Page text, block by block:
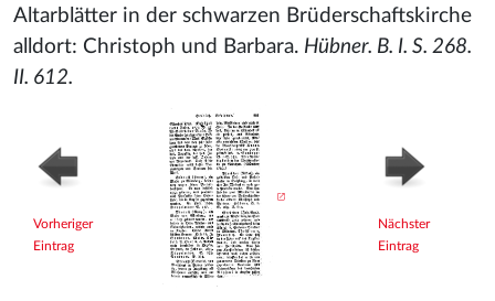
Altarblätter in der schwarzen Brüderschaftskirche
alldort: Christoph und Barbara. Hübner. B. I. S. 268.
II. 612.
Vorheriger
Eintrag
Nächster
Eintrag